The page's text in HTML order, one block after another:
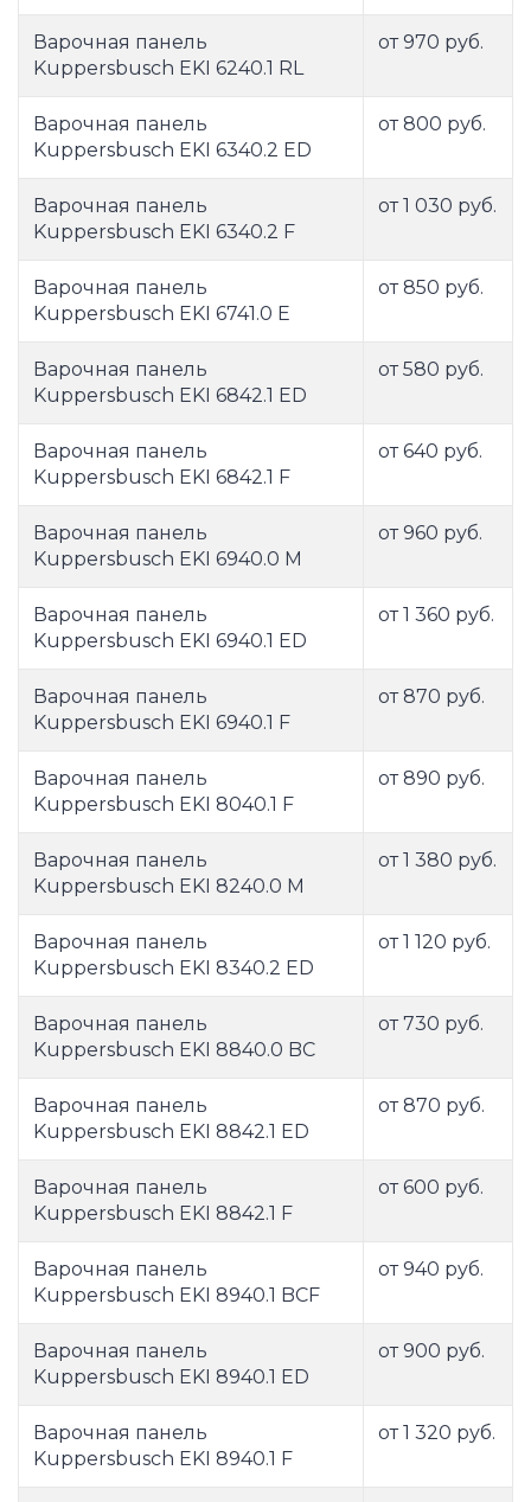
Варочная панель
Kuppersbusch EKI 6240.1 RL
от 970 руб.
Варочная панель
Kuppersbusch EKI 6340.2 ED
от 800 руб.
Варочная панель
Kuppersbusch EKI 6340.2 F
от 1 030 руб.
Варочная панель
Kuppersbusch EKI 6741.0 E
от 850 руб.
Варочная панель
Kuppersbusch EKI 6842.1 ED
от 580 руб.
Варочная панель
Kuppersbusch EKI 6842.1 F
от 640 руб.
Варочная панель
Kuppersbusch EKI 6940.0 M
от 960 руб.
Варочная панель
Kuppersbusch EKI 6940.1 ED
от 1 360 руб.
Варочная панель
Kuppersbusch EKI 6940.1 F
от 870 руб.
Варочная панель
Kuppersbusch EKI 8040.1 F
от 890 руб.
Варочная панель
Kuppersbusch EKI 8240.0 M
от 1 380 руб.
Варочная панель
Kuppersbusch EKI 8340.2 ED
от 1 120 руб.
Варочная панель
Kuppersbusch EKI 8840.0 BC
от 730 руб.
Варочная панель
Kuppersbusch EKI 8842.1 ED
от 870 руб.
Варочная панель
Kuppersbusch EKI 8842.1 F
от 600 руб.
Варочная панель
Kuppersbusch EKI 8940.1 BCF
от 940 руб.
Варочная панель
Kuppersbusch EKI 8940.1 ED
от 900 руб.
Варочная панель
Kuppersbusch EKI 8940.1 F
от 1 320 руб.